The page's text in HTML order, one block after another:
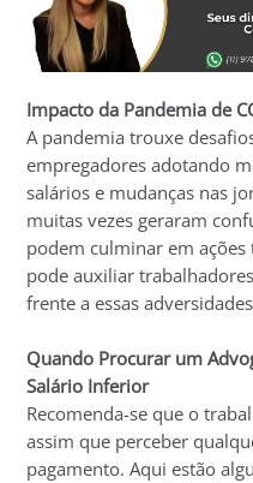
Impacto da Pandemia de
A pandemia trouxe
empregadores adotando
salários e mudanças nas
muitas vezes geraram
podem culminar em
pode auxiliar
frente a essas
Quando Procurar um
Salário Inferior
Recomenda-se que o
assim que perceber
pagamento. Aqui estão